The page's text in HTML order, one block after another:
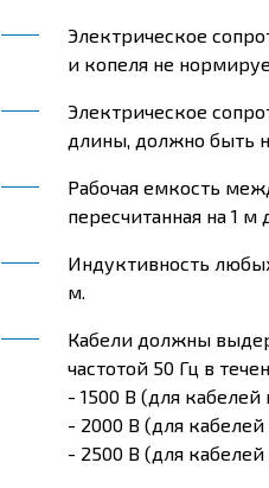
Электрическое
и копеля не
Электрическое
длины, должно быть
Рабочая емкость
пересчитанная на 1
Индуктивность
м.
Кабели должны
частотой 50 Гц в
- 1500 В (для
- 2000 В (для
- 2500 В (для